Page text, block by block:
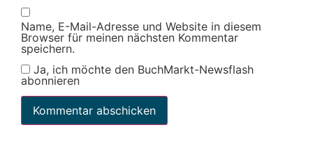
Name, E-Mail-Adresse und Website in diesem
Browser für meinen nächsten Kommentar
speichern.
Ja, ich möchte den BuchMarkt-Newsflash
abonnieren